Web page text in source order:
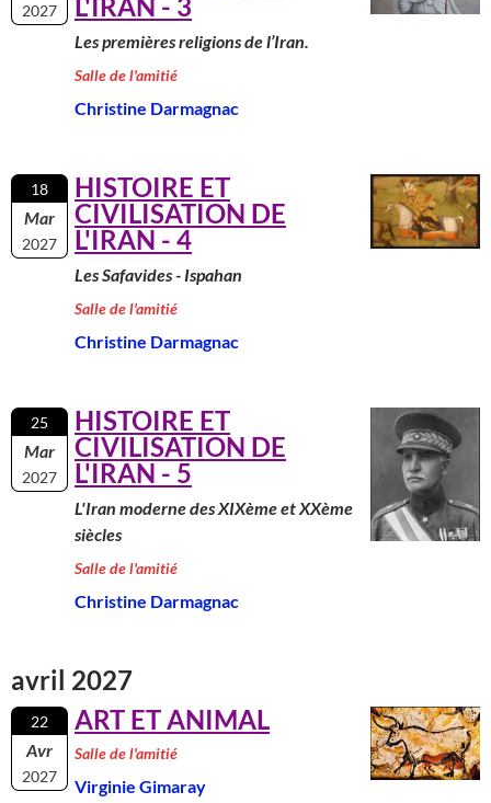
2027
Les premières religions de l’Iran.
Salle de l'amitié
Christine Darmagnac
18
Mar
2027
HISTOIRE ET
CIVILISATION DE
L'IRAN - 4
Les Safavides - Ispahan
Salle de l'amitié
Christine Darmagnac
25
Mar
2027
HISTOIRE ET
CIVILISATION DE
L'IRAN - 5
L'Iran moderne des XIXème et XXème
siècles
Salle de l'amitié
Christine Darmagnac
avril 2027
22
Avr
2027
ART ET ANIMAL
Salle de l'amitié
Virginie Gimaray